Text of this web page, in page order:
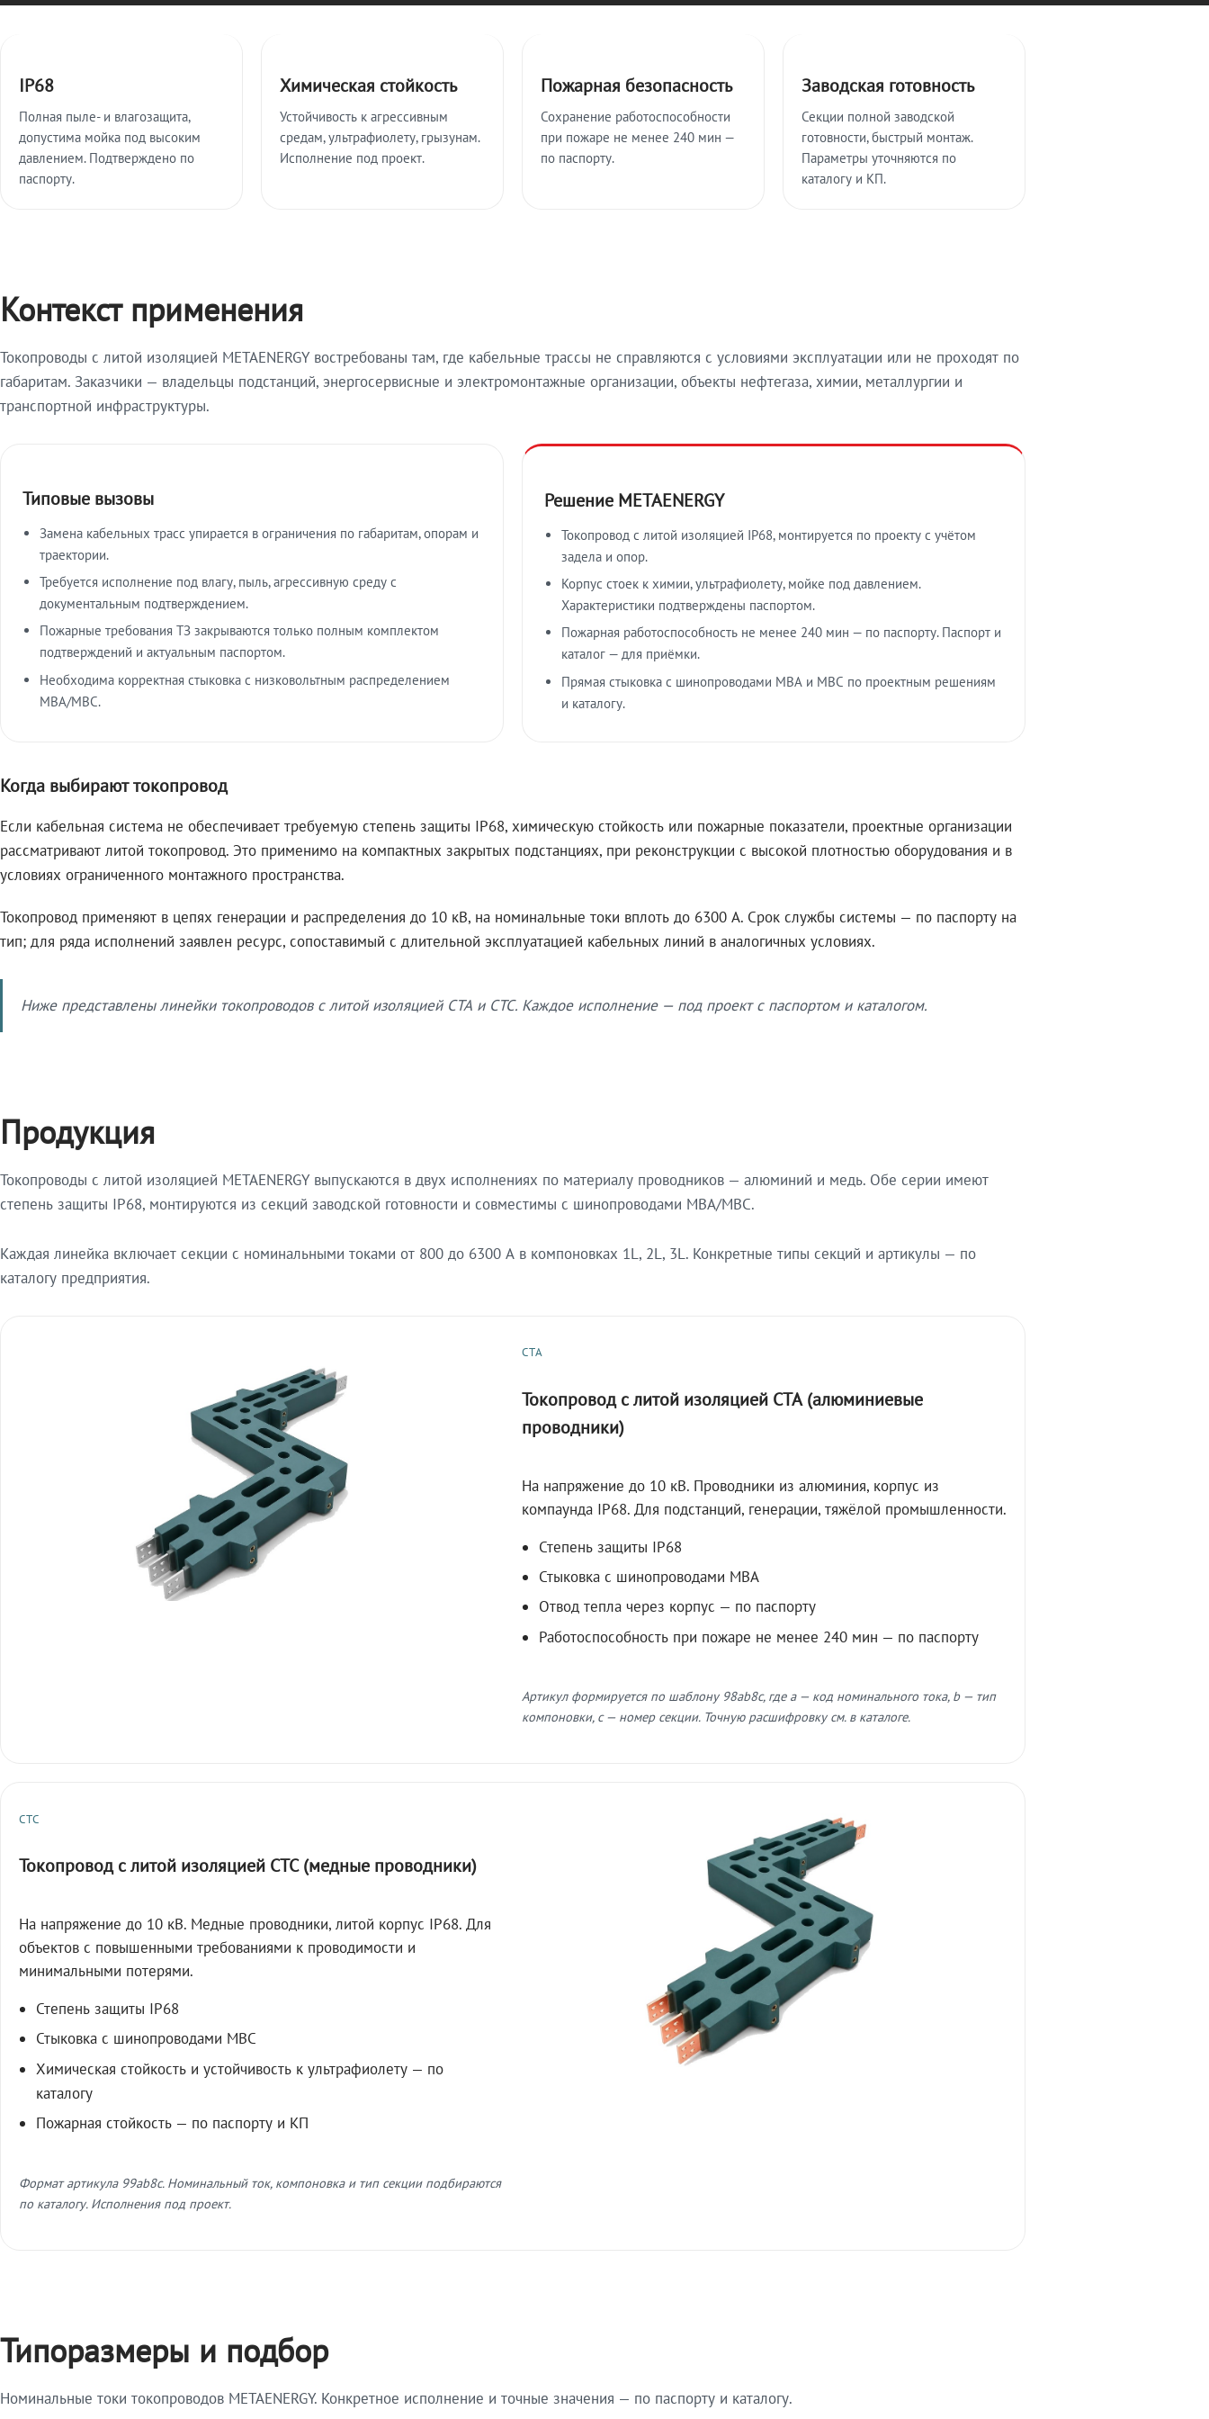
IP68
Полная пыле- и влагозащита,
допустима мойка под высоким
давлением. Подтверждено по
паспорту.
Химическая стойкость
Устойчивость к агрессивным
средам, ультрафиолету, грызунам.
Исполнение под проект.
Пожарная безопасность
Сохранение работоспособности
при пожаре не менее 240 мин —
по паспорту.
Заводская готовность
Секции полной заводской
готовности, быстрый монтаж.
Параметры уточняются по
каталогу и КП.
Контекст применения
Токопроводы с литой изоляцией METAENERGY востребованы там, где кабельные трассы не справляются с условиями эксплуатации или не проходят по
габаритам. Заказчики — владельцы подстанций, энергосервисные и электромонтажные организации, объекты нефтегаза, химии, металлургии и
транспортной инфраструктуры.
Типовые вызовы
Замена кабельных трасс упирается в ограничения по габаритам, опорам и
траектории.
Требуется исполнение под влагу, пыль, агрессивную среду с
документальным подтверждением.
Пожарные требования ТЗ закрываются только полным комплектом
подтверждений и актуальным паспортом.
Необходима корректная стыковка с низковольтным распределением
МВА/МВС.
Решение METAENERGY
Токопровод с литой изоляцией IP68, монтируется по проекту с учётом
задела и опор.
Корпус стоек к химии, ультрафиолету, мойке под давлением.
Характеристики подтверждены паспортом.
Пожарная работоспособность не менее 240 мин — по паспорту. Паспорт и
каталог — для приёмки.
Прямая стыковка с шинопроводами МВА и МВС по проектным решениям
и каталогу.
Когда выбирают токопровод
Если кабельная система не обеспечивает требуемую степень защиты IP68, химическую стойкость или пожарные показатели, проектные организации
рассматривают литой токопровод. Это применимо на компактных закрытых подстанциях, при реконструкции с высокой плотностью оборудования и в
условиях ограниченного монтажного пространства.
Токопровод применяют в цепях генерации и распределения до 10 кВ, на номинальные токи вплоть до 6300 А. Срок службы системы — по паспорту на
тип; для ряда исполнений заявлен ресурс, сопоставимый с длительной эксплуатацией кабельных линий в аналогичных условиях.
Ниже представлены линейки токопроводов с литой изоляцией СТА и СТС. Каждое исполнение — под проект с паспортом и каталогом.
Продукция
Токопроводы с литой изоляцией METAENERGY выпускаются в двух исполнениях по материалу проводников — алюминий и медь. Обе серии имеют
степень защиты IP68, монтируются из секций заводской готовности и совместимы с шинопроводами МВА/МВС.
Каждая линейка включает секции с номинальными токами от 800 до 6300 А в компоновках 1L, 2L, 3L. Конкретные типы секций и артикулы — по
каталогу предприятия.
СТА
Токопровод с литой изоляцией СТА (алюминиевые
проводники)
На напряжение до 10 кВ. Проводники из алюминия, корпус из
компаунда IP68. Для подстанций, генерации, тяжёлой промышленности.
Степень защиты IP68
Стыковка с шинопроводами МВА
Отвод тепла через корпус — по паспорту
Работоспособность при пожаре не менее 240 мин — по паспорту
Артикул формируется по шаблону 98ab8c, где a — код номинального тока, b — тип
компоновки, c — номер секции. Точную расшифровку см. в каталоге.
СТС
Токопровод с литой изоляцией СТС (медные проводники)
На напряжение до 10 кВ. Медные проводники, литой корпус IP68. Для
объектов с повышенными требованиями к проводимости и
минимальными потерями.
Степень защиты IP68
Стыковка с шинопроводами МВС
Химическая стойкость и устойчивость к ультрафиолету — по
каталогу
Пожарная стойкость — по паспорту и КП
Формат артикула 99ab8c. Номинальный ток, компоновка и тип секции подбираются
по каталогу. Исполнения под проект.
Типоразмеры и подбор
Номинальные токи токопроводов METAENERGY. Конкретное исполнение и точные значения — по паспорту и каталогу.